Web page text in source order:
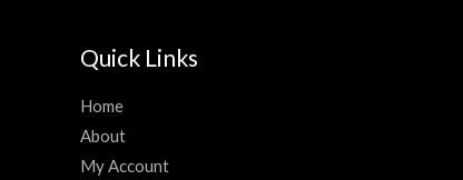
Quick Links
Home
About
My Account